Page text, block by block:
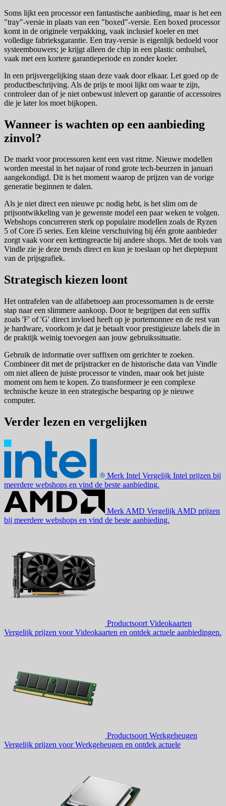
Soms lijkt een processor een fantastische aanbieding, maar is het een
"tray"-versie in plaats van een "boxed"-versie. Een boxed processor
komt in de originele verpakking, vaak inclusief koeler en met
volledige fabrieksgarantie. Een tray-versie is eigenlijk bedoeld voor
systeembouwers; je krijgt alleen de chip in een plastic omhulsel,
vaak met een kortere garantieperiode en zonder koeler.
In een prijsvergelijking staan deze vaak door elkaar. Let goed op de
productbeschrijving. Als de prijs te mooi lijkt om waar te zijn,
controleer dan of je niet onbewust inlevert op garantie of accessoires
die je later los moet bijkopen.
Wanneer is wachten op een aanbieding
zinvol?
De markt voor processoren kent een vast ritme. Nieuwe modellen
worden meestal in het najaar of rond grote tech-beurzen in januari
aangekondigd. Dit is het moment waarop de prijzen van de vorige
generatie beginnen te dalen.
Als je niet direct een nieuwe pc nodig hebt, is het slim om de
prijsontwikkeling van je gewenste model een paar weken te volgen.
Webshops concurreren sterk op populaire modellen zoals de Ryzen
5 of Core i5 series. Een kleine verschuiving bij één grote aanbieder
zorgt vaak voor een kettingreactie bij andere shops. Met de tools van
Vindle zie je deze trends direct en kun je toeslaan op het dieptepunt
van de prijsgrafiek.
Strategisch kiezen loont
Het ontrafelen van de alfabetsoep aan processornamen is de eerste
stap naar een slimmere aankoop. Door te begrijpen dat een suffix
zoals 'F' of 'G' direct invloed heeft op je portemonnee en de rest van
je hardware, voorkom je dat je betaalt voor prestigieuze labels die in
de praktijk weinig toevoegen aan jouw gebruikssituatie.
Gebruik de informatie over suffixen om gerichter te zoeken.
Combineer dit met de prijstracker en de historische data van Vindle
om niet alleen de juiste processor te vinden, maar ook het juiste
moment om hem te kopen. Zo transformeer je een complexe
technische keuze in een strategische besparing op je nieuwe
computer.
Verder lezen en vergelijken
Merk Intel Vergelijk Intel prijzen bij
meerdere webshops en vind de beste aanbieding.
Merk AMD Vergelijk AMD prijzen
bij meerdere webshops en vind de beste aanbieding.
Productsoort Videokaarten
Vergelijk prijzen voor Videokaarten en ontdek actuele aanbiedingen.
Productsoort Werkgeheugen
Vergelijk prijzen voor Werkgeheugen en ontdek actuele